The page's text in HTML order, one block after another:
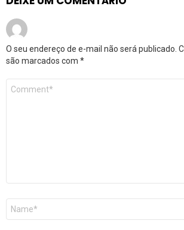
O seu endereço de e-mail não será publicado.
são marcados com *
Comentário
Nome